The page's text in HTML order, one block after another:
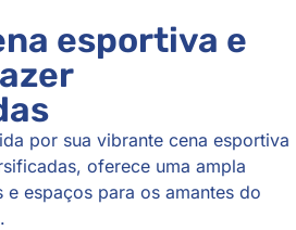
esportiva e
por sua vibrante cena esportiva
oferece uma ampla
espaços para os amantes do